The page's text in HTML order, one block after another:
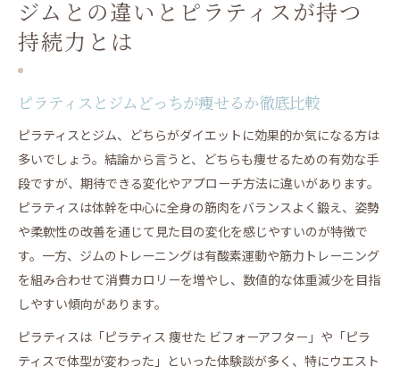
ジムとの違いとピラティスが持つ
持続力とは
ピラティスとジムどっちが痩せるか徹底比較
ピラティスとジム、どちらがダイエットに効果的か気になる方は
多いでしょう。結論から言うと、どちらも痩せるための有効な手
段ですが、期待できる変化やアプローチ方法に違いがあります。
ピラティスは体幹を中心に全身の筋肉をバランスよく鍛え、姿勢
や柔軟性の改善を通じて見た目の変化を感じやすいのが特徴で
す。一方、ジムのトレーニングは有酸素運動や筋力トレーニング
を組み合わせて消費カロリーを増やし、数値的な体重減少を目指
しやすい傾向があります。
ピラティスは「ピラティス 痩せた ビフォーアフター」や「ピラ
ティスで体型が変わった」といった体験談が多く、特にウエスト